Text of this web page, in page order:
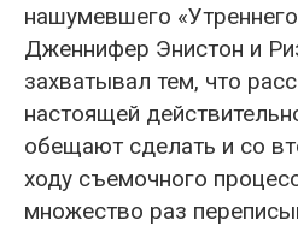
нашумевшего
Дженнифер Энистон и
захватывал тем, что
настоящей
обещают сделать и со
ходу съемочного
множество раз